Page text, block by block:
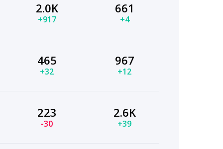
2.0K
+917
661
+4
465
+32
967
+12
223
-30
2.6K
+39